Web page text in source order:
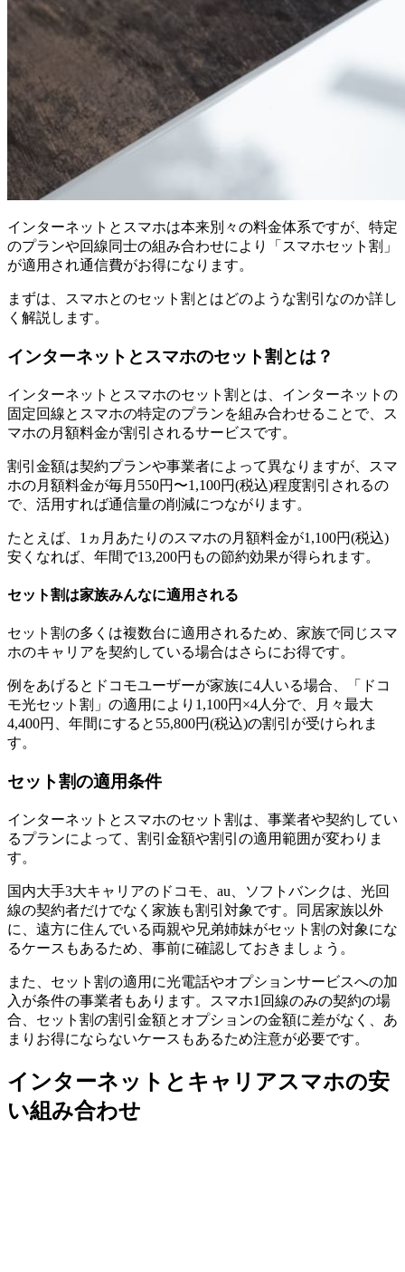
インターネットとスマホは本来別々の料金体系ですが、特定
のプランや回線同士の組み合わせにより「スマホセット割」
が適用され通信費がお得になります。
まずは、スマホとのセット割とはどのような割引なのか詳し
く解説します。
インターネットとスマホのセット割とは？
インターネットとスマホのセット割とは、インターネットの
固定回線とスマホの特定のプランを組み合わせることで、ス
マホの月額料金が割引されるサービスです。
割引金額は契約プランや事業者によって異なりますが、スマ
ホの月額料金が毎月550円〜1,100円(税込)程度割引されるの
で、活用すれば通信量の削減につながります。
たとえば、1ヵ月あたりのスマホの月額料金が1,100円(税込)
安くなれば、年間で13,200円もの節約効果が得られます。
セット割は家族みんなに適用される
セット割の多くは複数台に適用されるため、家族で同じスマ
ホのキャリアを契約している場合はさらにお得です。
例をあげるとドコモユーザーが家族に4人いる場合、「ドコ
モ光セット割」の適用により1,100円×4人分で、月々最大
4,400円、年間にすると55,800円(税込)の割引が受けられま
す。
セット割の適用条件
インターネットとスマホのセット割は、事業者や契約してい
るプランによって、割引金額や割引の適用範囲が変わりま
す。
国内大手3大キャリアのドコモ、au、ソフトバンクは、光回
線の契約者だけでなく家族も割引対象です。同居家族以外
に、遠方に住んでいる両親や兄弟姉妹がセット割の対象にな
るケースもあるため、事前に確認しておきましょう。
また、セット割の適用に光電話やオプションサービスへの加
入が条件の事業者もあります。スマホ1回線のみの契約の場
合、セット割の割引金額とオプションの金額に差がなく、あ
まりお得にならないケースもあるため注意が必要です。
インターネットとキャリアスマホの安
い組み合わせ